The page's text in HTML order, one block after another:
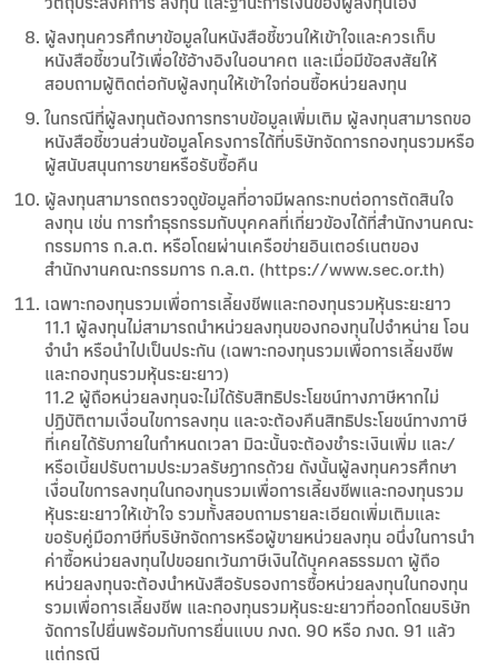
ผู้ลงทุนควรศึกษาข้อมูลในหนังสือชี้ชวนให้เข้าใจและควรเก็บ
หนังสือชี้ชวนไว้เพื่อใช้อ้างอิงในอนาคต และเมื่อมีข้อสงสัยให้
สอบถามผู้ติดต่อกับผู้ลงทุนให้เข้าใจก่อนซื้อหน่วยลงทุน
ในกรณีที่ผู้ลงทุนต้องการทราบข้อมูลเพิ่มเติม ผู้ลงทุนสามารถขอ
หนังสือชี้ชวนส่วนข้อมูลโครงการได้ที่บริษัทจัดการกองทุนรวมหรือ
ผู้สนับสนุนการขายหรือรับซื้อคืน
ผู้ลงทุนสามารถตรวจดูข้อมูลที่อาจมีผลกระทบต่อการตัดสินใจ
ลงทุน เช่น การทำธุรกรรมกับบุคคลที่เกี่ยวข้องได้ที่สำนักงานคณะ
กรรมการ ก.ล.ต. หรือโดยผ่านเครือข่ายอินเตอร์เนตของ
สำนักงานคณะกรรมการ ก.ล.ต. (https://www.sec.or.th)
เฉพาะกองทุนรวมเพื่อการเลี้ยงชีพและกองทุนรวมหุ้นระยะยาว
11.1 ผู้ลงทุนไม่สามารถนำหน่วยลงทุนของกองทุนไปจำหน่าย โอน
จำนำ หรือนำไปเป็นประกัน (เฉพาะกองทุนรวมเพื่อการเลี้ยงชีพ
และกองทุนรวมหุ้นระยะยาว)
11.2 ผู้ถือหน่วยลงทุนจะไม่ได้รับสิทธิประโยชน์ทางภาษีหากไม่
ปฏิบัติตามเงื่อนไขการลงทุน และจะต้องคืนสิทธิประโยชน์ทางภาษี
ที่เคยได้รับภายในกำหนดเวลา มิฉะนั้นจะต้องชำระเงินเพิ่ม และ/
หรือเบี้ยปรับตามประมวลรัษฎากรด้วย ดังนั้นผู้ลงทุนควรศึกษา
เงื่อนไขการลงทุนในกองทุนรวมเพื่อการเลี้ยงชีพและกองทุนรวม
หุ้นระยะยาวให้เข้าใจ รวมทั้งสอบถามรายละเอียดเพิ่มเติมและ
ขอรับคู่มือภาษีที่บริษัทจัดการหรือผู้ขายหน่วยลงทุน อนึ่งในการนำ
ค่าซื้อหน่วยลงทุนไปขอยกเว้นภาษีเงินได้บุคคลธรรมดา ผู้ถือ
หน่วยลงทุนจะต้องนำหนังสือรับรองการซื้อหน่วยลงทุนในกองทุน
รวมเพื่อการเลี้ยงชีพ และกองทุนรวมหุ้นระยะยาวที่ออกโดยบริษัท
จัดการไปยื่นพร้อมกับการยื่นแบบ ภงด. 90 หรือ ภงด. 91 แล้ว
แต่กรณี